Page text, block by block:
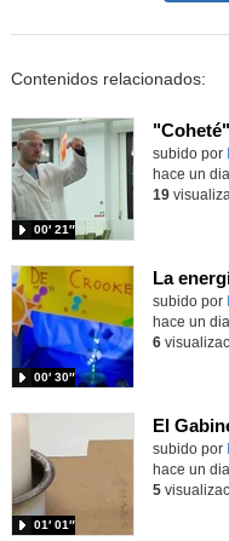
Contenidos relacionados:
Contenido
subido por
00′ 21″
hace un dia
19
Contenido
subido por
00′ 30″
hace un dia
6
Contenido
subido por
01′ 01″
hace un dia
5